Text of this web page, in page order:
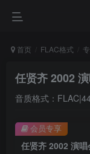
首页 FLAC格式
任贤齐 2002
音质格式：
任贤齐 2002 演
会员专享